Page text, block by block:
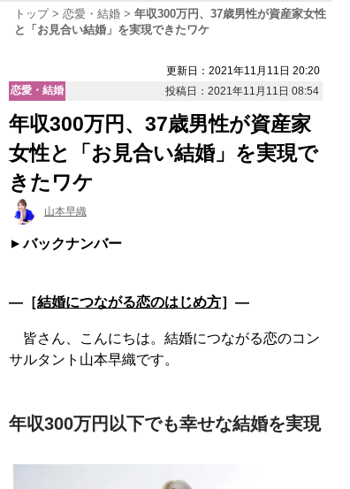
トップ 恋愛・結婚
年収300万円、37歳男性が資産家女性
と「お見合い結婚」を実現できたワケ
更新日：2021年11月11日 20:20
恋愛・結婚
投稿日：2021年11月11日 08:54
年収300万円、37歳男性が資産家
女性と「お見合い結婚」を実現で
きたワケ
山本早織
バックナンバー
―［結婚につながる恋のはじめ方］―
皆さん、こんにちは。結婚につながる恋のコン
サルタント山本早織です。
年収300万円以下でも幸せな結婚を実現